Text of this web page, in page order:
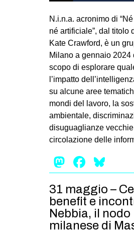
N.i.n.a. acronimo di
né artificiale”, dal titolo
Kate Crawford, è un
Milano a gennaio 2024
scopo di esplorare
l’impatto
su alcune aree
mondi del lavoro, la
ambientale,
disuguaglianze
circolazione delle
Mastodon
31 maggio –
benefit e
Nebbia, il nodo
milanese di